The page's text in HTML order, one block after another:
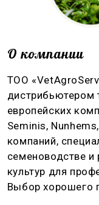
О компании
ТОО
дистрибьютером
европейских
Seminis,
компаний,
семеноводстве
культур для
Выбор хорошего